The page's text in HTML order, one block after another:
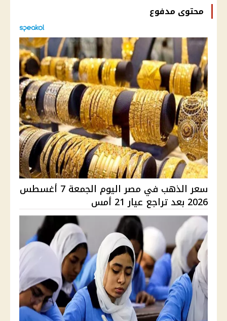
محتوى مدفوع
سعر الذهب في مصر اليوم الجمعة 7 أغسطس
2026 بعد تراجع عيار 21 أمس